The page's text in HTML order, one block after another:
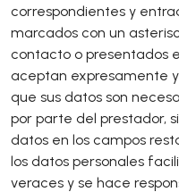
correspondientes y
marcados con un
contacto o presentados
aceptan expresamente
que sus datos son
por parte del prestador,
datos en los campos
los datos personales
veraces y se hace